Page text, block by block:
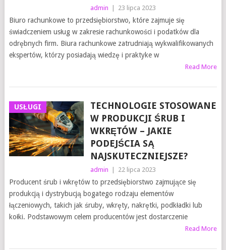
admin 23 lipca 2023
Biuro rachunkowe to przedsiębiorstwo, które zajmuje się
świadczeniem usług w zakresie rachunkowości i podatków dla
odrębnych firm. Biura rachunkowe zatrudniają wykwalifikowanych
ekspertów, którzy posiadają wiedzę i praktyke w
Read More
USŁUGI
TECHNOLOGIE STOSOWANE
W PRODUKCJI ŚRUB I
WKRĘTÓW – JAKIE
PODEJŚCIA SĄ
NAJSKUTECZNIEJSZE?
admin 22 lipca 2023
Producent śrub i wkrętów to przedsiębiorstwo zajmujące się
produkcją i dystrybucją bogatego rodzaju elementów
łączeniowych, takich jak śruby, wkręty, nakrętki, podkładki lub
kołki. Podstawowym celem producentów jest dostarczenie
Read More